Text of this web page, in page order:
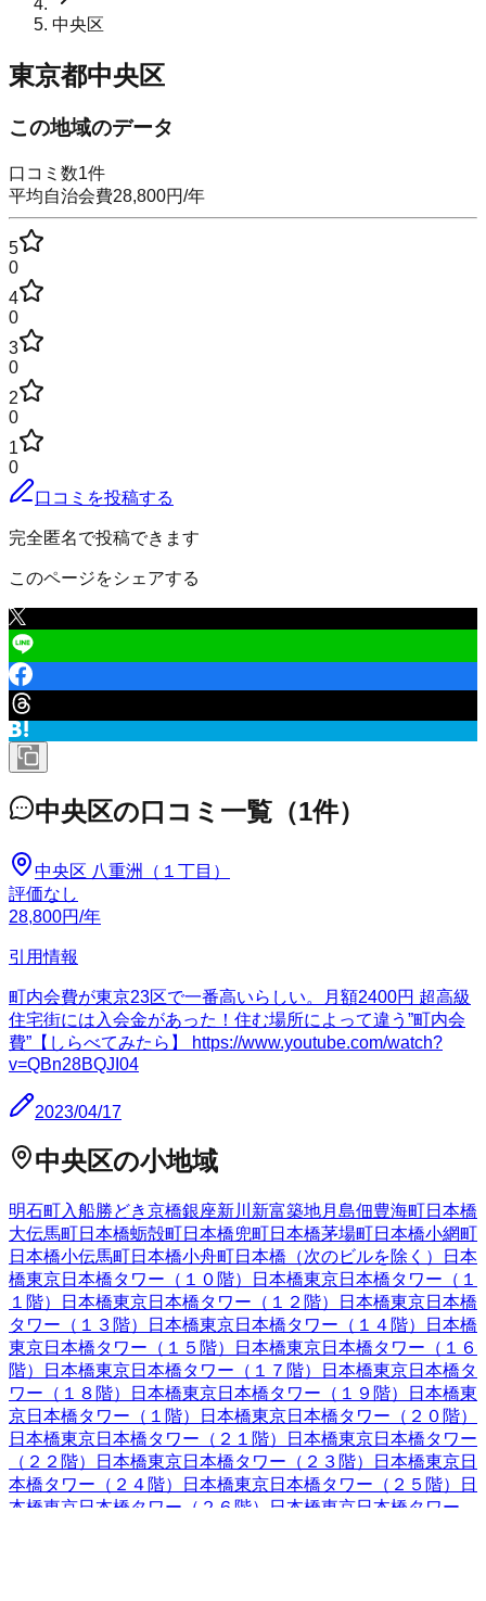
中央区
東京都中央区
この地域のデータ
口コミ数1件
平均自治会費28,800円/年
5
0
4
0
3
0
2
0
1
0
口コミを投稿する
完全匿名で投稿できます
このページをシェアする
中央区の口コミ一覧 （1件）
中央区 八重洲（１丁目）
評価なし
28,800円/年
引用情報
町内会費が東京23区で一番高いらしい。月額2400円 超高級
住宅街には入会金があった！住む場所によって違う”町内会
費”【しらべてみたら】 https://www.youtube.com/watch?
v=QBn28BQJI04
2023/04/17
中央区の小地域
明石町入船勝どき京橋銀座新川 新富築地月島佃豊海町日本橋
大伝馬町日本橋蛎殻町日本橋兜町日本橋茅場町日本橋小網町
日本橋小伝馬町日本橋小舟町日本橋（次のビルを除く）
日本
橋東京日本橋タワー（１０階）
日本橋東京日本橋タワー（１
１階）
日本橋東京日本橋タワー（１２階）
日本橋東京日本橋
タワー（１３階）
日本橋東京日本橋タワー（１４階）
日本橋
東京日本橋タワー（１５階）
日本橋東京日本橋タワー（１６
階）
日本橋東京日本橋タワー（１７階）
日本橋東京日本橋タ
ワー（１８階）
日本橋東京日本橋タワー（１９階）
日本橋東
京日本橋タワー（１階）
日本橋東京日本橋タワー（２０階）
日本橋東京日本橋タワー（２１階）
日本橋東京日本橋タワー
（２２階）
日本橋東京日本橋タワー（２３階）
日本橋東京日
本橋タワー（２４階）
日本橋東京日本橋タワー（２５階）
日
本橋東京日本橋タワー（２６階）
日本橋東京日本橋タワー